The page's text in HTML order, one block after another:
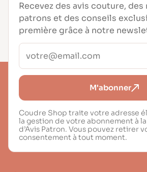
Recevez des avis couture, des
patrons et des conseils
première grâce à notre
M'abonner
Coudre Shop traite votre adresse
la gestion de votre abonnement à
d’Avis Patron. Vous pouvez retirer
consentement à tout moment.